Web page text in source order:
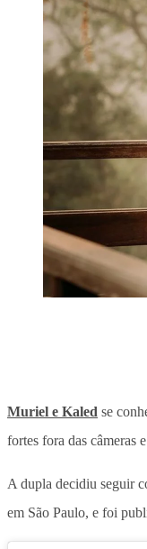
Muriel e Kaled se
fortes fora das câmeras
A dupla decidiu seguir
em São Paulo, e foi